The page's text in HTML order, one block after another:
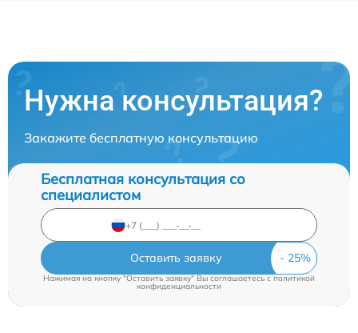
Нужна консультация?
Закажите бесплатную консультацию
Бесплатная консультация со
специалистом
Оставить заявку
Нажимая на кнопку "Оставить заявку" Вы соглашаетесь cполитикой
конфиденциальности